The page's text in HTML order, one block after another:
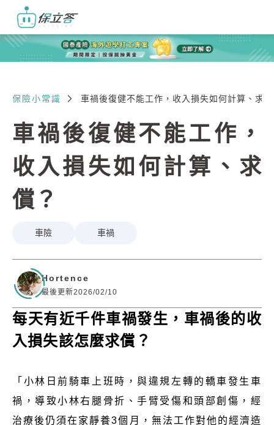
保險小常識 車禍後復健不能工作，收入損失如何計算、求
車禍後復健不能工作，
收入損失如何計算、求
償？
車險 車禍
Hortence
最後更新2026/02/10
每天有近千件車禍發生，車禍後的收
入損失該怎麼求償？
「小林日前騎車上班時，與違規左轉的轎車發生車
禍，導致小林右腿骨折、手臂受傷和頭部創傷，經
治療後仍須在家靜養3個月，無法工作對他的經濟造